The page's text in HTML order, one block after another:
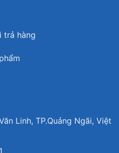
trả hàng
Linh, TP.Quảng Ngãi, Việt